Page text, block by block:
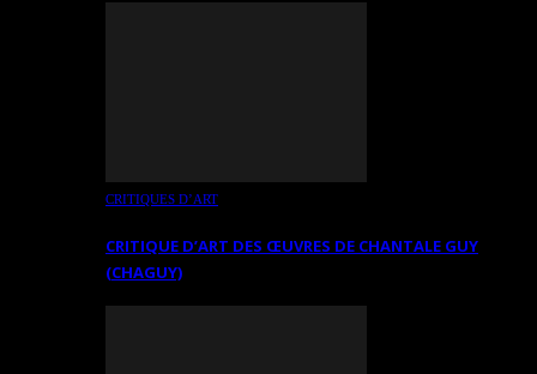
CRITIQUES D’ART
CRITIQUE D’ART DES ŒUVRES DE CHANTALE GUY
(CHAGUY)